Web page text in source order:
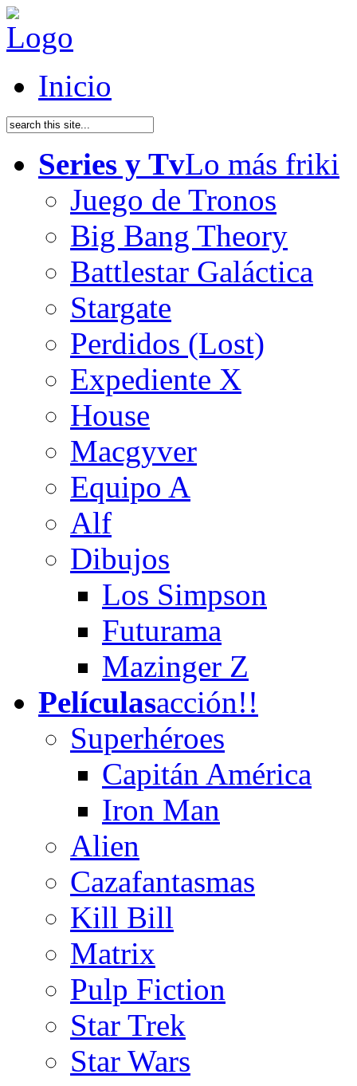
Inicio
Series y TvLo más friki
Juego de Tronos
Big Bang Theory
Battlestar Galáctica
Stargate
Perdidos (Lost)
Expediente X
House
Macgyver
Equipo A
Alf
Dibujos
Los Simpson
Futurama
Mazinger Z
Películasacción!!
Superhéroes
Capitán América
Iron Man
Alien
Cazafantasmas
Kill Bill
Matrix
Pulp Fiction
Star Trek
Star Wars